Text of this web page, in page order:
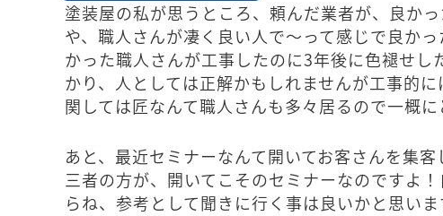
塗装屋の私が思うところ、頼んだ業者が、良か
や、職人さんが凄く良い人で～って感じで良か
かった職人さんが工事したのに3年後に色褪せ
かり、人としては正解かもしれませんが工事的
関しては匠なんて職人さんも多々居るので一概
あと、最近セミナーなんて開いてお客さんを集
三者の方が、開いてこそのセミナーなのですよ
らね、参考として聞きに行く事は良いかと思い